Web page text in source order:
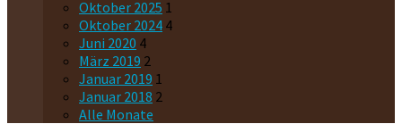
Oktober 2025 1
Oktober 2024 4
Juni 2020 4
März 2019 2
Januar 2019 1
Januar 2018 2
Alle Monate